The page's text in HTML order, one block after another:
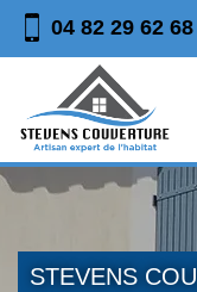
04 82 29 62 68
STEVENS